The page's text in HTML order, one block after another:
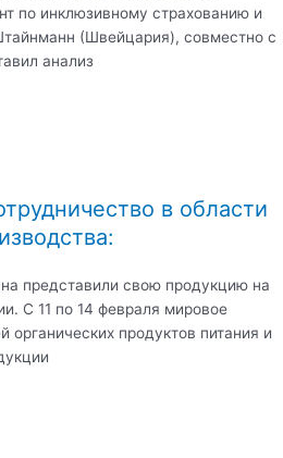
по инклюзивному страхованию и
(Швейцария), совместно с
анализ
в области
представили свою продукцию на
С 11 по 14 февраля мировое
органических продуктов питания и